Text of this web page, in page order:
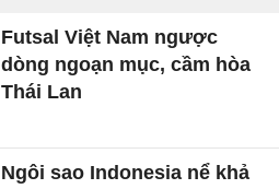
Futsal Việt Nam ngược
dòng ngoạn mục, cầm hòa
Thái Lan
Ngôi sao Indonesia nể khả